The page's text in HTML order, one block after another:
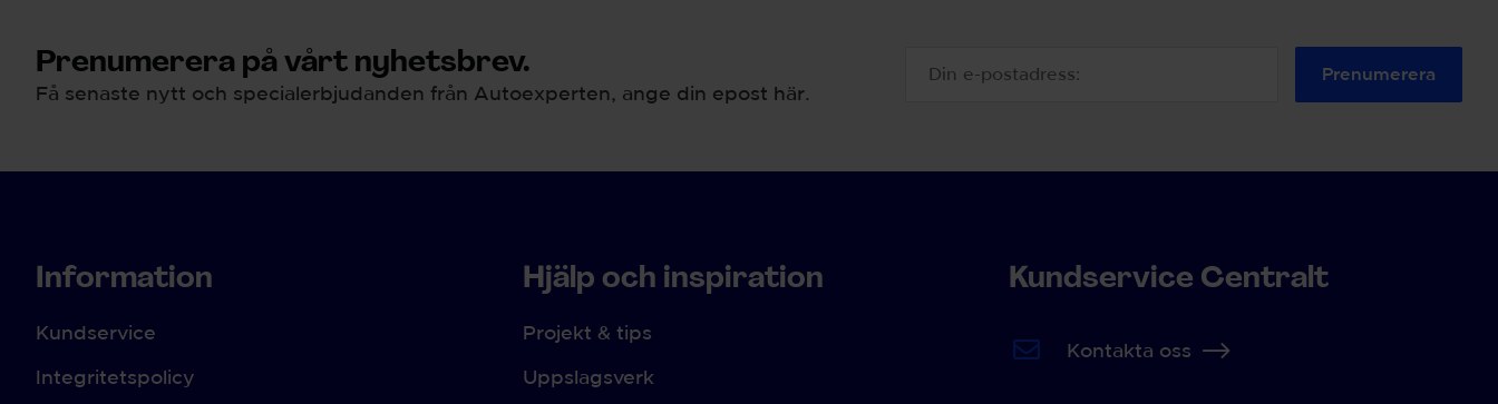
Prenumerera på vårt nyhetsbrev.
Få senaste nytt och specialerbjudanden från Autoexperten, ange din epost här.
Prenumerera
Information
Kundservice
Integritetspolicy
Hjälp och inspiration
Projekt & tips
Uppslagsverk
Kundservice Centralt
Kontakta oss